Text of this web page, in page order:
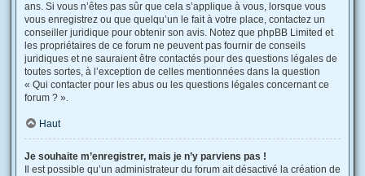
ans. Si vous n’êtes pas sûr que cela s’applique à vous, lorsque vous
vous enregistrez ou que quelqu’un le fait à votre place, contactez un
conseiller juridique pour obtenir son avis. Notez que phpBB Limited et
les propriétaires de ce forum ne peuvent pas fournir de conseils
juridiques et ne sauraient être contactés pour des questions légales de
toutes sortes, à l’exception de celles mentionnées dans la question
« Qui contacter pour les abus ou les questions légales concernant ce
forum ? ».
Haut
Je souhaite m’enregistrer, mais je n’y parviens pas !
Il est possible qu’un administrateur du forum ait désactivé la création de